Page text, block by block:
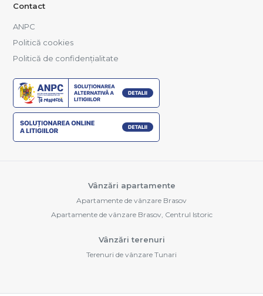
Contact
ANPC
Politică cookies
Politică de confidențialitate
Vânzări apartamente
Apartamente de vânzare Brasov
Apartamente de vânzare Brasov, Centrul Istoric
Vânzări terenuri
Terenuri de vânzare Tunari